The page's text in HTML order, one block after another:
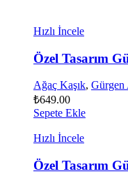
Hızlı İncele
Özel Tasarım
Ağaç Kaşık, Gürgen
₺649.00
Sepete Ekle
Hızlı İncele
Özel Tasarım